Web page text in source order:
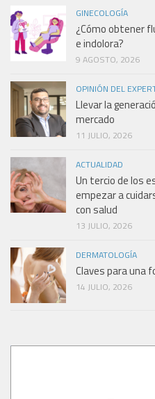
GINECOLOGÍA
¿Cómo obtener
e indolora?
9 AGOSTO, 2026
OPINIÓN DEL
Llevar la
mercado
11 JULIO, 2026
ACTUALIDAD
Un tercio de los
empezar a
con salud
13 JULIO, 2026
DERMATOLOGÍA
Claves para una
14 JULIO, 2026